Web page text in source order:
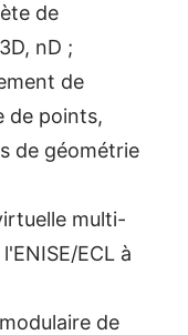
de
nD ;
de
de points,
de géométrie
multi-
ECL à
de